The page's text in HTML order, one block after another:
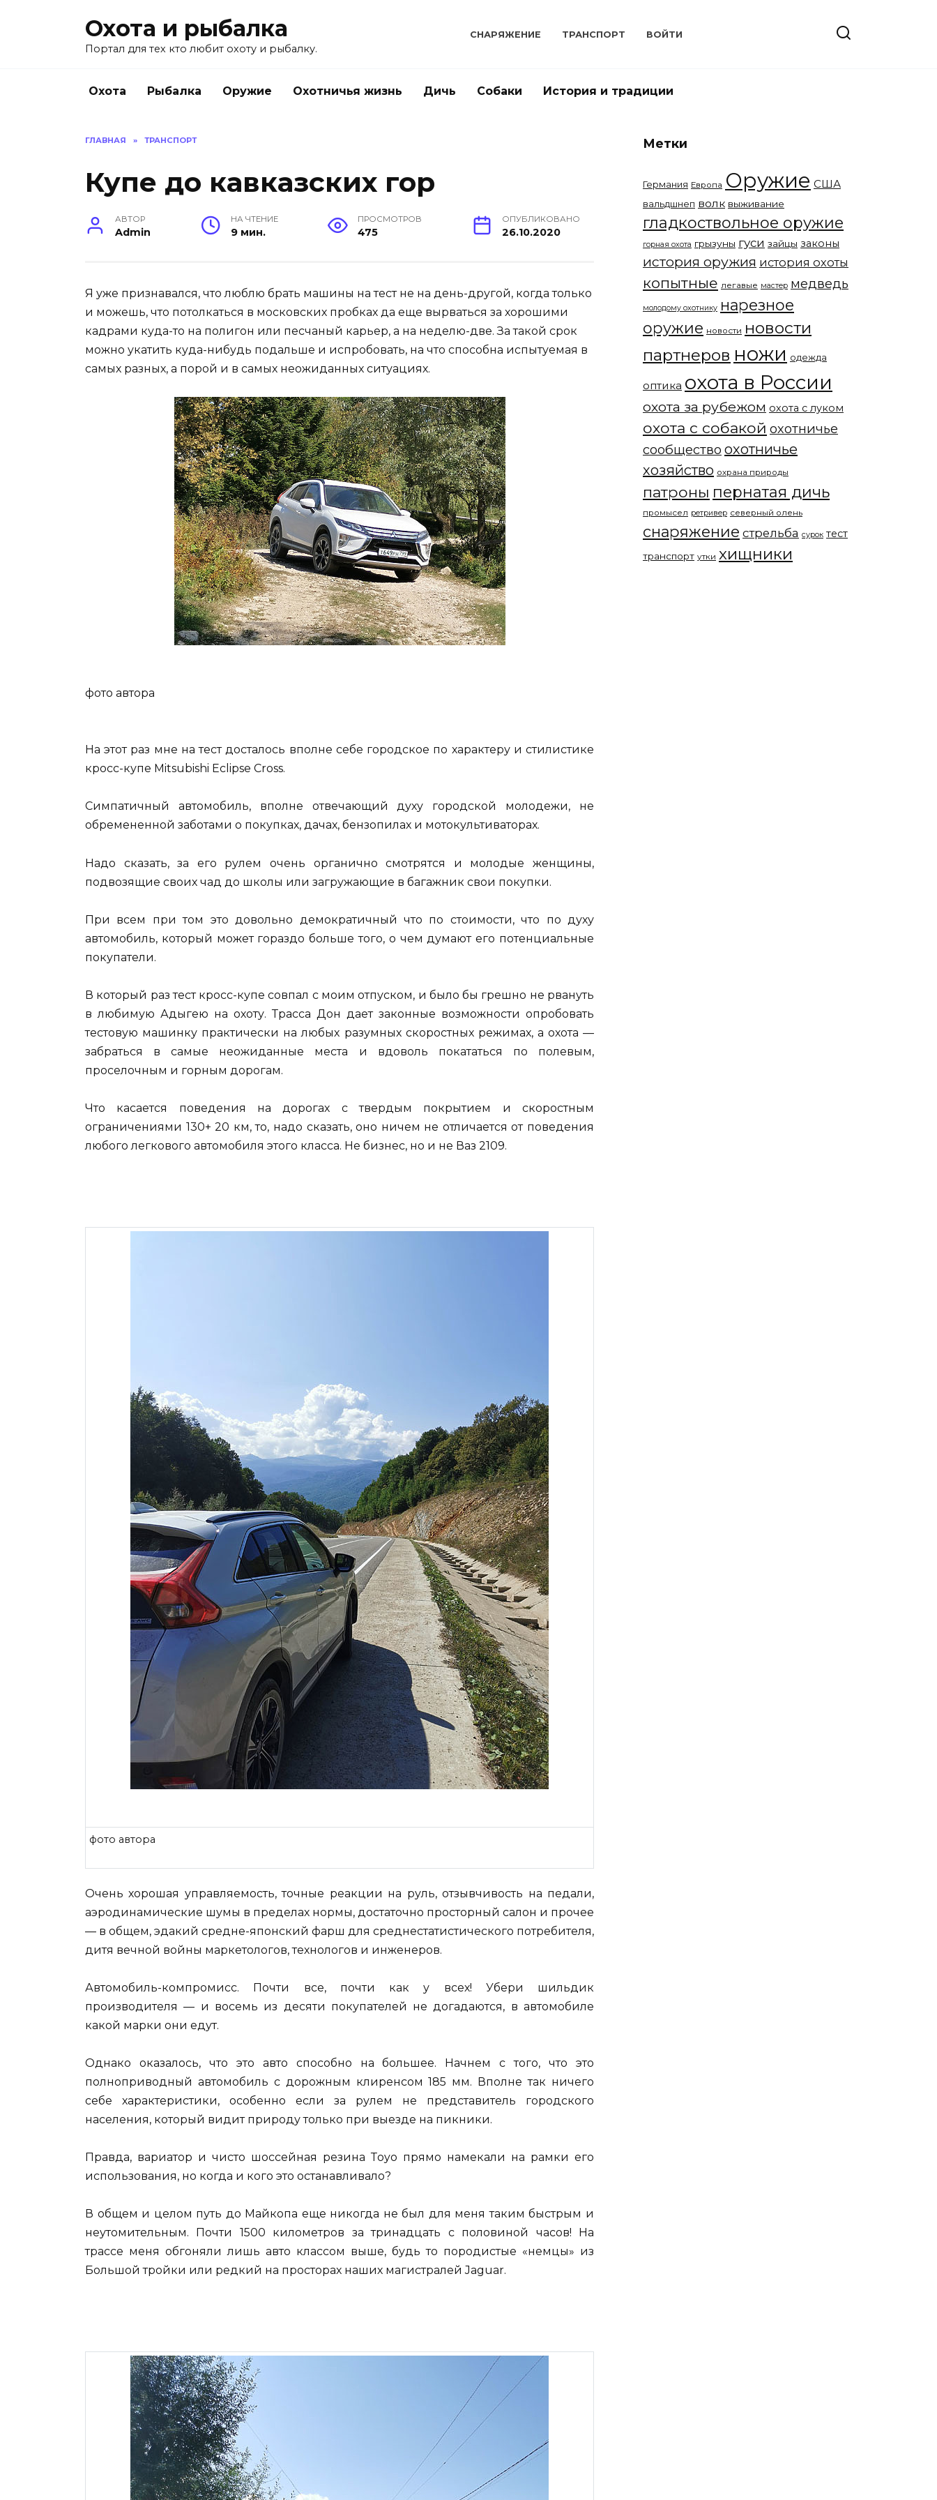
Охота и рыбалка
Портал для тех кто любит охоту и рыбалку.
СНАРЯЖЕНИЕ ТРАНСПОРТ ВОЙТИ
Охота Рыбалка Оружие Охотничья жизнь Дичь Собаки История и традиции
ГЛАВНАЯ » ТРАНСПОРТ
Купе до кавказских гор
АВТОР
Admin
НА ЧТЕНИЕ
9 мин.
ПРОСМОТРОВ
475
ОПУБЛИКОВАНО
26.10.2020
Я уже признавался, что люблю брать машины на тест не на день-другой, когда только
и можешь, что потолкаться в московских пробках да еще вырваться за хорошими
кадрами куда-то на полигон или песчаный карьер, а на неделю-две. За такой срок
можно укатить куда-нибудь подальше и испробовать, на что способна испытуемая в
самых разных, а порой и в самых неожиданных ситуациях.
фото автора
На этот раз мне на тест досталось вполне себе городское по характеру и стилистике
кросс-купе Мitsubishi Eclipse Cross.
Симпатичный автомобиль, вполне отвечающий духу городской молодежи, не
обремененной заботами о покупках, дачах, бензопилах и мотокультиваторах.
Надо сказать, за его рулем очень органично смотрятся и молодые женщины,
подвозящие своих чад до школы или загружающие в багажник свои покупки.
При всем при том это довольно демократичный что по стоимости, что по духу
автомобиль, который может гораздо больше того, о чем думают его потенциальные
покупатели.
В который раз тест кросс-купе совпал с моим отпуском, и было бы грешно не рвануть
в любимую Адыгею на охоту. Трасса Дон дает законные возможности опробовать
тестовую машинку практически на любых разумных скоростных режимах, а охота —
забраться в самые неожиданные места и вдоволь покататься по полевым,
проселочным и горным дорогам.
Что касается поведения на дорогах с твердым покрытием и скоростным
ограничениями 130+ 20 км, то, надо сказать, оно ничем не отличается от поведения
любого легкового автомобиля этого класса. Не бизнес, но и не Ваз 2109.
фото автора
Очень хорошая управляемость, точные реакции на руль, отзывчивость на педали,
аэродинамические шумы в пределах нормы, достаточно просторный салон и прочее
— в общем, эдакий средне-японский фарш для среднестатистического потребителя,
дитя вечной войны маркетологов, технологов и инженеров.
Автомобиль-компромисс. Почти все, почти как у всех! Убери шильдик
производителя — и восемь из десяти покупателей не догадаются, в автомобиле
какой марки они едут.
Однако оказалось, что это авто способно на большее. Начнем с того, что это
полноприводный автомобиль с дорожным клиренсом 185 мм. Вполне так ничего
себе характеристики, особенно если за рулем не представитель городского
населения, который видит природу только при выезде на пикники.
Правда, вариатор и чисто шоссейная резина Тoyo прямо намекали на рамки его
использования, но когда и кого это останавливало?
В общем и целом путь до Майкопа еще никогда не был для меня таким быстрым и
неутомительным. Почти 1500 километров за тринадцать с половиной часов! На
трассе меня обгоняли лишь авто классом выше, будь то породистые «немцы» из
Большой тройки или редкий на просторах наших магистралей Jaguar.
Метки
Германия Европа Оружие США
вальдшнеп волк выживание
гладкоствольное оружие
горная охота грызуны гуси зайцы законы
история оружия история охоты
копытные легавые мастер медведь
молодому охотнику нарезное
оружие новости новости
партнеров ножи одежда
оптика охота в России
охота за рубежом охота с луком
охота с собакой охотничье
сообщество охотничье
хозяйство охрана природы
патроны пернатая дичь
промысел ретривер северный олень
снаряжение стрельба сурок тест
транспорт утки хищники